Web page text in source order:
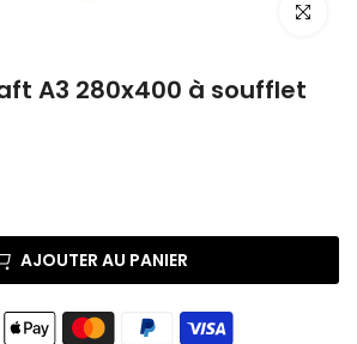
Cliquez
A3 280x400 à soufflet
AJOUTER AU PANIER